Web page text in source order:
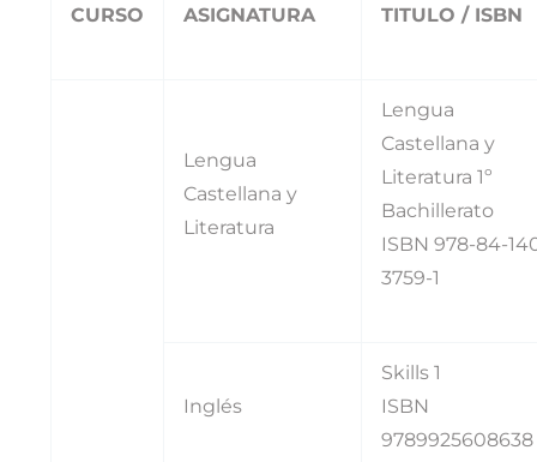
CURSO ASIGNATURA TITULO / ISBN
Lengua
Castellana y
Literatura
Lengua
Castellana y
Literatura 1º
Bachillerato
ISBN 978-84-
3759-1
Inglés
Skills 1
ISBN
9789925608638